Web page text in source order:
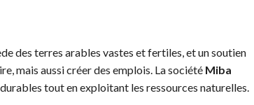
des terres arables vastes et fertiles, et un soutien
mais aussi créer des emplois. La société Miba
tout en exploitant les ressources naturelles.